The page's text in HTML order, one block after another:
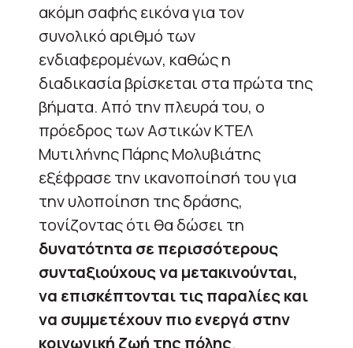
ακόμη σαφής εικόνα για τον
συνολικό αριθμό των
ενδιαφερομένων, καθώς η
διαδικασία βρίσκεται στα πρώτα της
βήματα. Από την πλευρά του, ο
πρόεδρος των Αστικών ΚΤΕΛ
Μυτιλήνης Πάρης Μολυβιάτης
εξέφρασε την ικανοποίησή του για
την υλοποίηση της δράσης,
τονίζοντας ότι θα δώσει τη
δυνατότητα σε περισσότερους
συνταξιούχους να μετακινούνται,
να επισκέπτονται τις παραλίες και
να συμμετέχουν πιο ενεργά στην
κοινωνική ζωή της πόλης.